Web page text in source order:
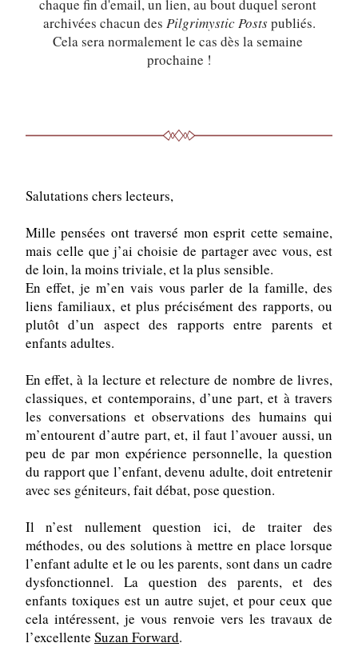
chaque fin d'email, un lien, au bout duquel seront
archivées chacun des Pilgrimystic Posts publiés.
Cela sera normalement le cas dès la semaine
prochaine !
Salutations chers lecteurs,
Mille pensées ont traversé mon esprit cette semaine,
mais celle que j’ai choisie de partager avec vous, est
de loin, la moins triviale, et la plus sensible.
En effet, je m’en vais vous parler de la famille, des
liens familiaux, et plus précisément des rapports, ou
plutôt d’un aspect des rapports entre parents et
enfants adultes.
En effet, à la lecture et relecture de nombre de livres,
classiques, et contemporains, d’une part, et à travers
les conversations et observations des humains qui
m’entourent d’autre part, et, il faut l’avouer aussi, un
peu de par mon expérience personnelle, la question
du rapport que l’enfant, devenu adulte, doit entretenir
avec ses géniteurs, fait débat, pose question.
Il n’est nullement question ici, de traiter des
méthodes, ou des solutions à mettre en place lorsque
l’enfant adulte et le ou les parents, sont dans un cadre
dysfonctionnel. La question des parents, et des
enfants toxiques est un autre sujet, et pour ceux que
cela intéressent, je vous renvoie vers les travaux de
l’excellente Suzan Forward.